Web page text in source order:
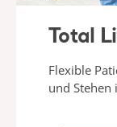
Total
Flexible
und Stehen